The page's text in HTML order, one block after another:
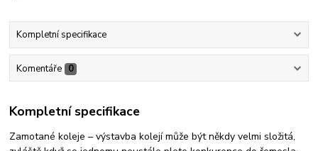
Kompletní specifikace
Komentáře 0
Kompletní specifikace
Zamotané koleje – výstavba kolejí může být někdy velmi složitá,